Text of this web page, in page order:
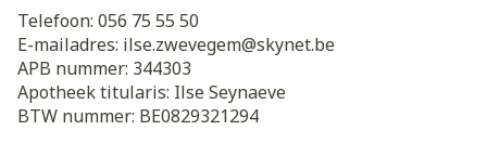
Telefoon: 056 75 55 50
E-mailadres: ilse.zwevegem@skynet.be
APB nummer: 344303
Apotheek titularis: Ilse Seynaeve
BTW nummer: BE0829321294